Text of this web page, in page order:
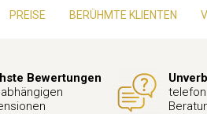
PREISE BERÜHMTE KLIENTEN
Bewertungen